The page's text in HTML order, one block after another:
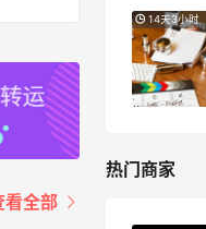
看全部
14天3小时
热门商家